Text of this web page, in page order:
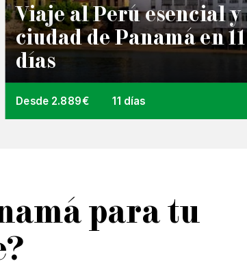
Viaje al Perú esencial y
ciudad de Panamá en 11
días
Desde 2.889€ 11 días
para tu